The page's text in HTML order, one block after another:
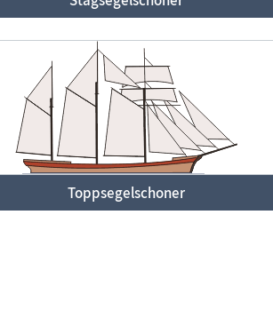
Toppsegelschoner